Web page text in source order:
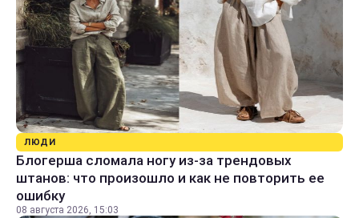
ЛЮДИ
Блогерша сломала ногу из-за трендовых
штанов: что произошло и как не повторить ее
ошибку
08 августа 2026, 15:03